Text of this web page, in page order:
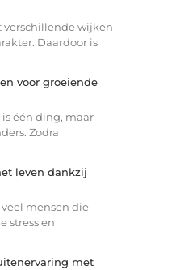
verschillende wijken
Daardoor is
voor groeiende
één ding, maar
Zodra
leven dankzij
mensen die
stress en
met